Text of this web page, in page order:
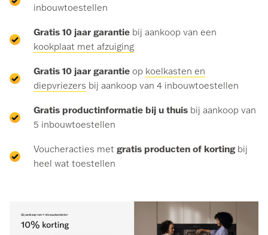
inbouwtoestellen
Gratis 10 jaar garantie bij aankoop van een
kookplaat met afzuiging
Gratis 10 jaar garantie op koelkasten en
diepvriezers bij aankoop van 4 inbouwtoestellen
Gratis productinformatie bij u thuis bij aankoop van
5 inbouwtoestellen
Voucheracties met gratis producten of kortingbij
heel wat toestellen